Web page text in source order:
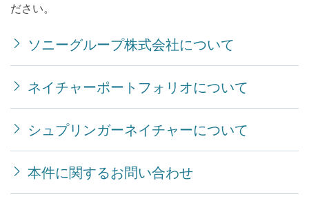
ださい。
ソニーグループ株式会社について
ネイチャーポートフォリオについて
シュプリンガーネイチャーについて
本件に関するお問い合わせ